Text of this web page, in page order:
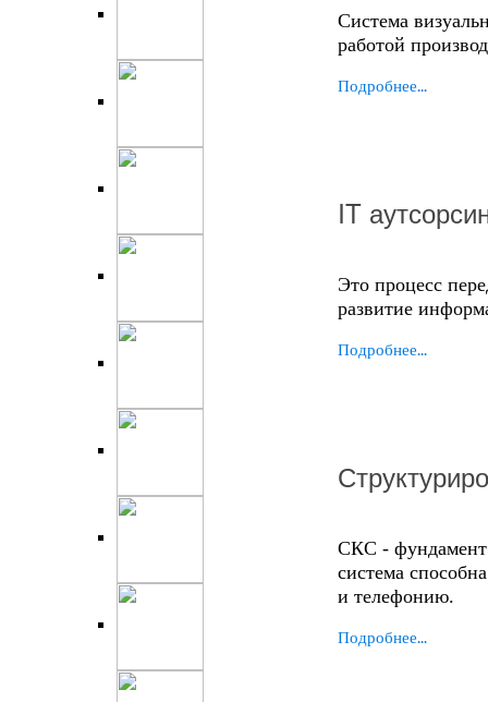
Система
работой
Подробнее...
IT
Это процесс
развитие
Подробнее...
СКС - фундамент
система
и телефонию.
Подробнее...